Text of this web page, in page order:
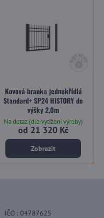
Kovová branka jednokřídlá
Standard+ SP24 HISTORY do
výšky 2,0m
Na dotaz (dle vytížení výroby)
od 21 320 Kč
Zobrazit
IČO : 04787625